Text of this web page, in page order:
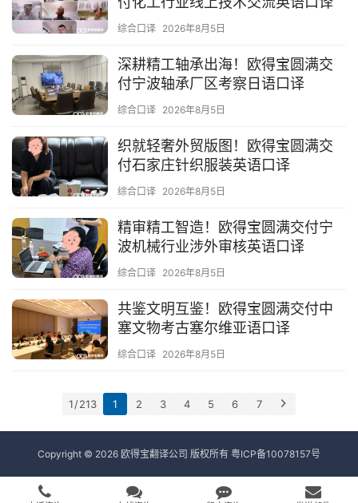
综合口译 2026年8月5日
深耕精工轴承出海！欧得宝圆满交
付宁波轴承厂区考察日语口译
综合口译 2026年8月5日
织就轻奢外贸版图！欧得宝圆满交
付石家庄针织服装英语口译
综合口译 2026年8月5日
精审精工智造！欧得宝圆满交付宁
波机械行业涉外审核英语口译
综合口译 2026年8月5日
共鉴文明互鉴！欧得宝圆满交付中
塞文物考古塞尔维亚语口译
综合口译 2026年8月5日
1 / 213 1 2 3 4 5 6 7
Copyright © 2026 欧得宝翻译公司 版权所有 粤ICP备10078157号